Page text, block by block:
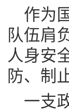
作为
队伍肩
人身安
防、制
一支